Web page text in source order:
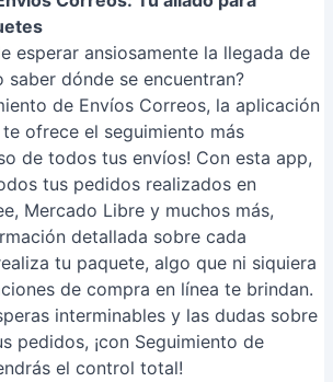
esperar ansiosamente la llegada de
saber dónde se encuentran?
de Envíos Correos, la aplicación
ofrece el seguimiento más
de todos tus envíos! Con esta app,
tus pedidos realizados en
Mercado Libre y muchos más,
detallada sobre cada
tu paquete, algo que ni siquiera
de compra en línea te brindan.
interminables y las dudas sobre
pedidos, ¡con Seguimiento de
el control total!